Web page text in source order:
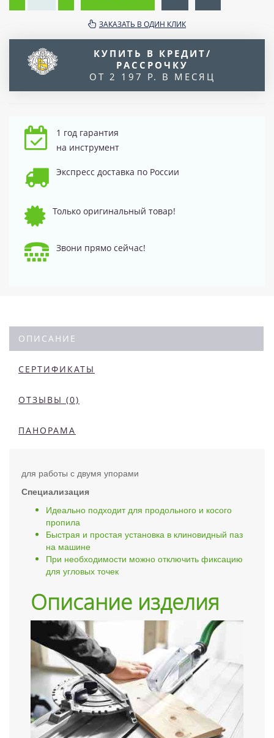
ЗАКАЗАТЬ В ОДИН КЛИК
КУПИТЬ В КРЕДИТ/
РАССРОЧКУ
ОТ 2 197 Р. В МЕСЯЦ
1 год гарантия
на инструмент
Экспресс доставка по России
Только оригинальный товар!
Звони прямо сейчас!
ОПИСАНИЕ
СЕРТИФИКАТЫ
ОТЗЫВЫ (0)
ПАНОРАМА
для работы с двумя упорами
Специализация
Идеально подходит для продольного и косого
пропила
Быстрая и простая установка в клиновидный паз
на машине
При необходимости можно отключить фиксацию
для угловых точек
Описание изделия